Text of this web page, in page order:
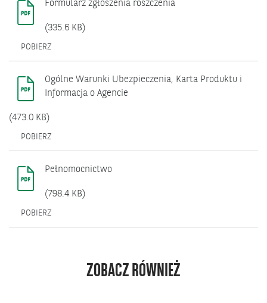
OKNIE.
Formularz zgłoszenia roszczenia
(335.6 KB)
POBIERZ
NOWYM
OKNIE.
Ogólne Warunki Ubezpieczenia, Karta Produktu i
Informacja o Agencie
(473.0 KB)
POBIERZ
NOWYM
OKNIE.
Pełnomocnictwo
(798.4 KB)
POBIERZ
ZOBACZ RÓWNIEŻ